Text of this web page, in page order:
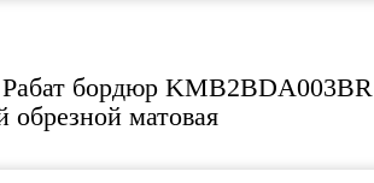
бордюр KMB2BDA003BR
матовая